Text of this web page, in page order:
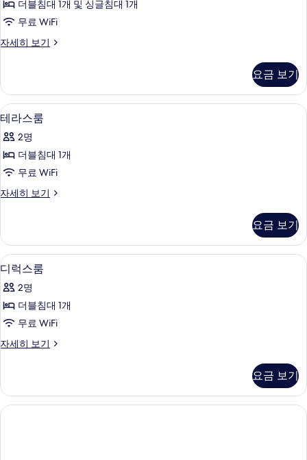
사
모
보
기
더블침대 1개 및 싱글침대 1개
무료 WiFi
자세히 보기
트
세
히
보
기
요금 보기
테
라
스
룸
진
두
보
기
2
테라스룸
2명
더블침대 1개
무료 WiFi
자세히 보기
테
자
세
히
보
기
요금 보기
디
럭
스
룸
진
두
보
2
디럭스룸
2명
더블침대 1개
무료 WiFi
자세히 보기
디
자
세
히
요금 보기